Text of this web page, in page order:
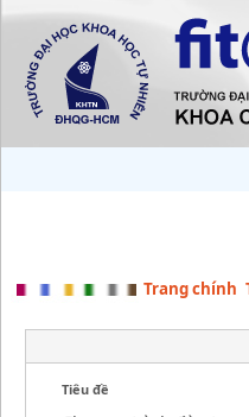
Trang chính
Tiêu đề